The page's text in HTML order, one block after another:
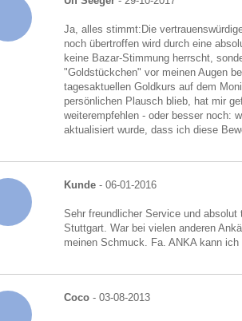
Ja, alles stimmt:Die
noch übertroffen wird durch eine
keine Bazar-Stimmung herrscht,
"Goldstückchen" vor meinen Augen
tagesaktuellen Goldkurs auf dem
persönlichen Plausch blieb, hat mir
weiterempfehlen - oder besser noch:
aktualisiert wurde, dass ich diese
Kunde - 06-01-2016
Sehr freundlicher Service und
Stuttgart. War bei vielen anderen
meinen Schmuck. Fa. ANKA kann
Coco - 03-08-2013